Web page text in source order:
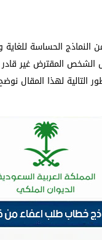
الحساسة للغاية
المقترض غير
التالية لهذا المقال